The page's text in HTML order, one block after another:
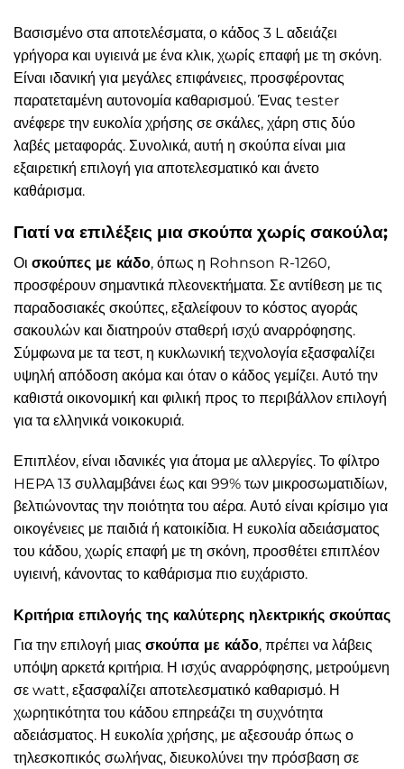
Βασισμένο στα αποτελέσματα, ο κάδος 3 L αδειάζει
γρήγορα και υγιεινά με ένα κλικ, χωρίς επαφή με τη σκόνη.
Είναι ιδανική για μεγάλες επιφάνειες, προσφέροντας
παρατεταμένη αυτονομία καθαρισμού. Ένας tester
ανέφερε την ευκολία χρήσης σε σκάλες, χάρη στις δύο
λαβές μεταφοράς. Συνολικά, αυτή η σκούπα είναι μια
εξαιρετική επιλογή για αποτελεσματικό και άνετο
καθάρισμα.
Γιατί να επιλέξεις μια σκούπα χωρίς σακούλα;
Οι σκούπες με κάδο, όπως η Rohnson R-1260,
προσφέρουν σημαντικά πλεονεκτήματα. Σε αντίθεση με τις
παραδοσιακές σκούπες, εξαλείφουν το κόστος αγοράς
σακουλών και διατηρούν σταθερή ισχύ αναρρόφησης.
Σύμφωνα με τα τεστ, η κυκλωνική τεχνολογία εξασφαλίζει
υψηλή απόδοση ακόμα και όταν ο κάδος γεμίζει. Αυτό την
καθιστά οικονομική και φιλική προς το περιβάλλον επιλογή
για τα ελληνικά νοικοκυριά.
Επιπλέον, είναι ιδανικές για άτομα με αλλεργίες. Το φίλτρο
HEPA 13 συλλαμβάνει έως και 99% των μικροσωματιδίων,
βελτιώνοντας την ποιότητα του αέρα. Αυτό είναι κρίσιμο για
οικογένειες με παιδιά ή κατοικίδια. Η ευκολία αδειάσματος
του κάδου, χωρίς επαφή με τη σκόνη, προσθέτει επιπλέον
υγιεινή, κάνοντας το καθάρισμα πιο ευχάριστο.
Κριτήρια επιλογής της καλύτερης ηλεκτρικής σκούπας
Για την επιλογή μιας σκούπα με κάδο, πρέπει να λάβεις
υπόψη αρκετά κριτήρια. Η ισχύς αναρρόφησης, μετρούμενη
σε watt, εξασφαλίζει αποτελεσματικό καθαρισμό. Η
χωρητικότητα του κάδου επηρεάζει τη συχνότητα
αδειάσματος. Η ευκολία χρήσης, με αξεσουάρ όπως ο
τηλεσκοπικός σωλήνας, διευκολύνει την πρόσβαση σε